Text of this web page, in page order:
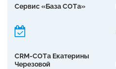
Сервис «База СОТа»
CRM-СОТа Екатерины
Черезовой